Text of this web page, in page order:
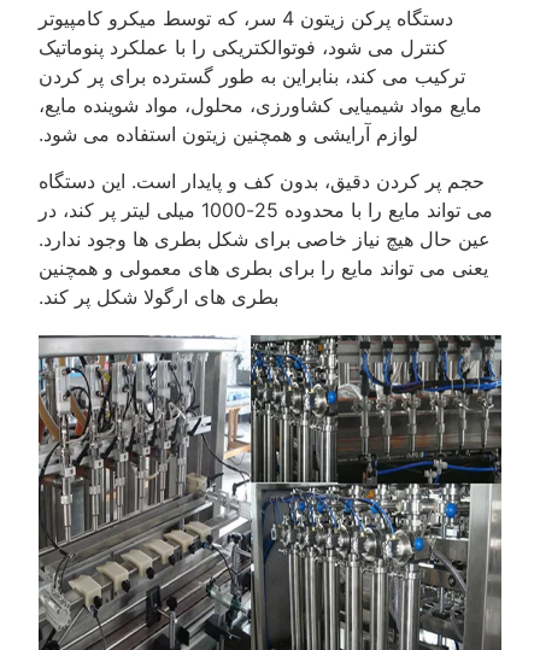
دستگاه پرکن زیتون 4 سر، که توسط میکرو کامپیوتر
کنترل می شود، فوتوالکتریکی را با عملکرد پنوماتیک
ترکیب می کند، بنابراین به طور گسترده برای پر کردن
مایع مواد شیمیایی کشاورزی، محلول، مواد شوینده مایع،
لوازم آرایشی و همچنین زیتون استفاده می شود.
حجم پر کردن دقیق، بدون کف و پایدار است. این دستگاه
می تواند مایع را با محدوده 25-1000 میلی لیتر پر کند، در
عین حال هیچ نیاز خاصی برای شکل بطری ها وجود ندارد.
یعنی می تواند مایع را برای بطری های معمولی و همچنین
بطری های ارگولا شکل پر کند.